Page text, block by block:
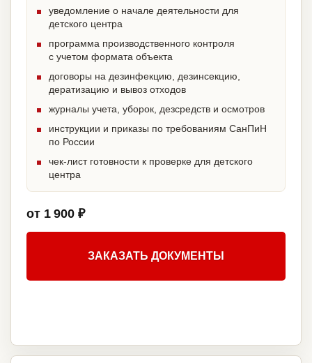
уведомление о начале деятельности для
детского центра
программа производственного контроля
с учетом формата объекта
договоры на дезинфекцию, дезинсекцию,
дератизацию и вывоз отходов
журналы учета, уборок, дезсредств и осмотров
инструкции и приказы по требованиям СанПиН
по России
чек-лист готовности к проверке для детского
центра
от 1 900 ₽
ЗАКАЗАТЬ ДОКУМЕНТЫ